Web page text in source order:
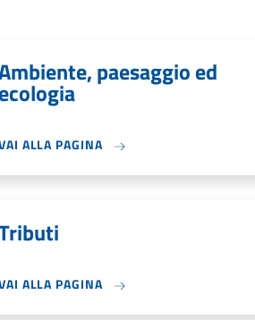
paesaggio ed
ecologia
ALLA PAGINA
ALLA PAGINA